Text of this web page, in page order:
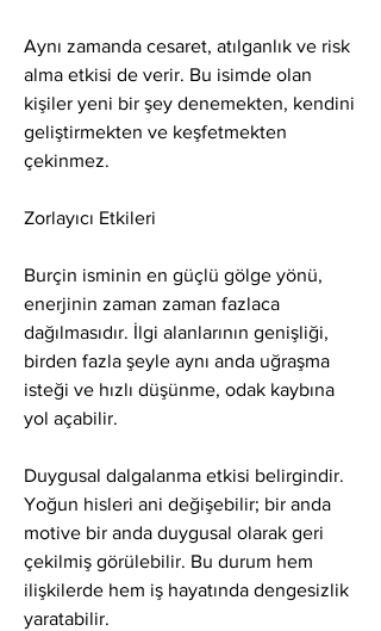
Aynı zamanda cesaret, atılganlık ve risk
alma etkisi de verir. Bu isimde olan
kişiler yeni bir şey denemekten, kendini
geliştirmekten ve keşfetmekten
çekinmez.
Zorlayıcı Etkileri
Burçin isminin en güçlü gölge yönü,
enerjinin zaman zaman fazlaca
dağılmasıdır. İlgi alanlarının genişliği,
birden fazla şeyle aynı anda uğraşma
isteği ve hızlı düşünme, odak kaybına
yol açabilir.
Duygusal dalgalanma etkisi belirgindir.
Yoğun hisleri ani değişebilir; bir anda
motive bir anda duygusal olarak geri
çekilmiş görülebilir. Bu durum hem
ilişkilerde hem iş hayatında dengesizlik
yaratabilir.